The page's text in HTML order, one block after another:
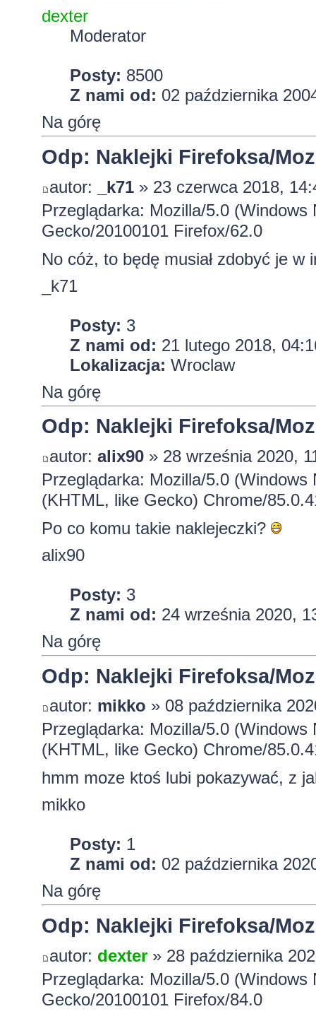
dexter
Moderator
Posty: 8500
Z nami od: 02 października
Na górę
Odp: Naklejki Firefoksa/
autor: _k71» 23 czerwca 2018,
Przeglądarka: Mozilla/5.0
Gecko/20100101 Firefox/62.0
No cóż, to będę musiał zdobyć je
_k71
Posty: 3
Z nami od: 21 lutego 2018,
Lokalizacja: Wroclaw
Na górę
Odp: Naklejki Firefoksa/
autor: alix90» 28 września 2020,
Przeglądarka: Mozilla/5.0
(KHTML, like Gecko) Chrome/
Po co komu takie naklejeczki?
alix90
Posty: 3
Z nami od: 24 września 2020,
Na górę
Odp: Naklejki Firefoksa/
autor: mikko » 08 października
Przeglądarka: Mozilla/5.0
(KHTML, like Gecko) Chrome/
hmm moze ktoś lubi pokazywać, z
mikko
Posty: 1
Z nami od: 02 października
Na górę
Odp: Naklejki Firefoksa/
autor: dexter» 28 października
Przeglądarka: Mozilla/5.0
Gecko/20100101 Firefox/84.0